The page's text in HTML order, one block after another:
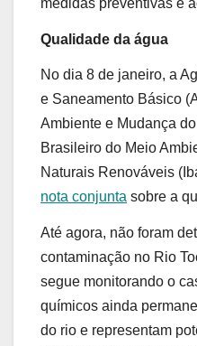
Qualidade da água
No dia 8 de janeiro, a
e Saneamento Básico
Ambiente e Mudança
Brasileiro do Meio
Naturais Renováveis
nota conjunta sobre a
Até agora, não foram
contaminação no Rio
segue monitorando o
químicos ainda
do rio e representam